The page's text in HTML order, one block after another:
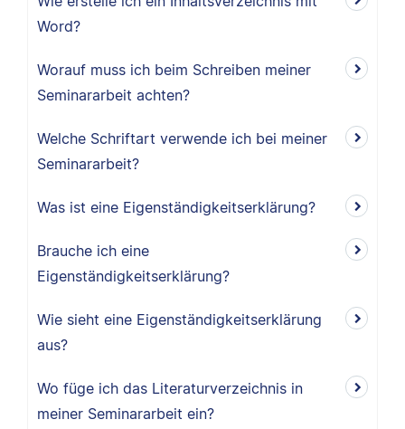
Word?
Worauf muss ich beim Schreiben meiner
Seminararbeit achten?
Welche Schriftart verwende ich bei meiner
Seminararbeit?
Was ist eine Eigenständigkeitserklärung?
Brauche ich eine
Eigenständigkeitserklärung?
Wie sieht eine Eigenständigkeitserklärung
aus?
Wo füge ich das Literaturverzeichnis in
meiner Seminararbeit ein?